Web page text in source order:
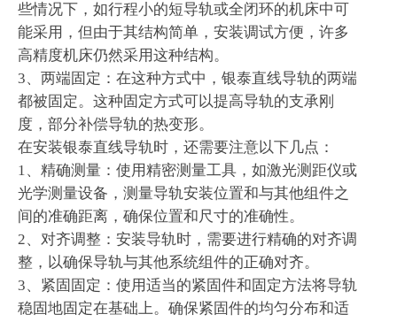
些情况下，如行程小的短导轨或全闭环的机床中可
能采用，但由于其结构简单，安装调试方便，许多
高精度机床仍然采用这种结构。
3、两端固定：在这种方式中，银泰直线导轨的两端
都被固定。这种固定方式可以提高导轨的支承刚
度，部分补偿导轨的热变形。
在安装银泰直线导轨时，还需要注意以下几点：
1、精确测量：使用精密测量工具，如激光测距仪或
光学测量设备，测量导轨安装位置和与其他组件之
间的准确距离，确保位置和尺寸的准确性。
2、对齐调整：安装导轨时，需要进行精确的对齐调
整，以确保导轨与其他系统组件的正确对齐。
3、紧固固定：使用适当的紧固件和固定方法将导轨
稳固地固定在基础上。确保紧固件的均匀分布和适